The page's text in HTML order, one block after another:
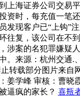
上海证券公司交易
资时，每充值一笔
发现客户已“上钩”
往复，该公司在不
涉案的名犯罪嫌疑
。来源：杭州交通.
转载部分图片来自
姜学峰 审核：曹晓
逼疯的家长？ 喜瓶